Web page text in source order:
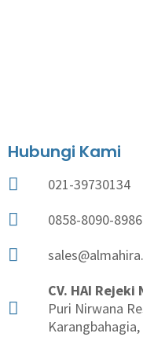
Hubungi Kami
021-39730134
0858-8090-8986
CV. HAI Rejeki
Puri Nirwana